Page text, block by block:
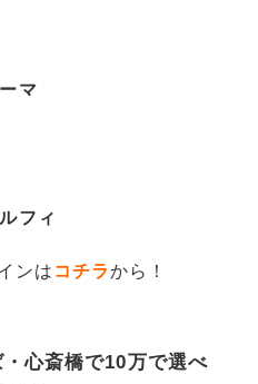
マ
フィ
ンは コチラから！
・心斎橋で10万で選べ